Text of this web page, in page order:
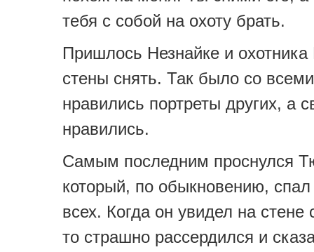
тебя с собой на охоту брать.
Пришлось Незнайке и охотника
стены снять. Так было со
нравились портреты других, а
нравились.
Самым последним проснулся
который, по обыкновению,
всех. Когда он увидел на стене
то страшно рассердился и